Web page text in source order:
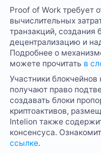
Proof of Work требует
вычислительных
транзакций, создания
децентрализацию и
Подробнее о
можете прочитать в
Участники
получают право
создавать блоки
криптоактивов,
Intelion также
консенсуса.
ссылке.